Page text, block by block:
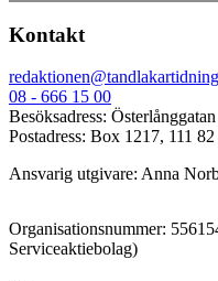
Kontakt
08 - 666 15 00
Besöksadress:
Postadress: Box 1217, 111
Ansvarig utgivare: Anna
Organisationsnummer:
Serviceaktiebolag)